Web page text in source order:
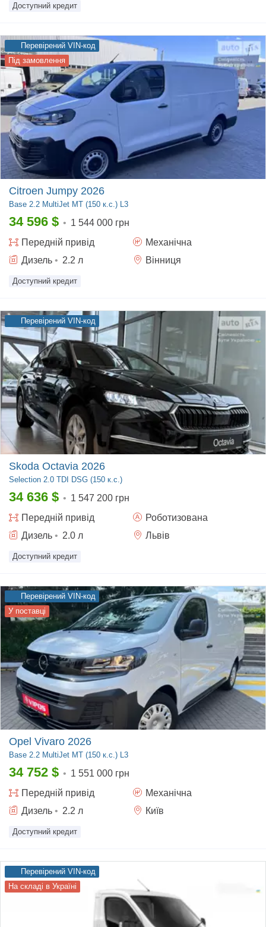
Доступний кредит
Перевірений VIN-код
Під замовлення
Citroen Jumpy 2026
Base 2.2 MultiJet MT (150 к.с.) L3
34 596 $ • 1 544 000 грн
Передній привід
Механічна
Дизель • 2.2 л Вінниця
Доступний кредит
Перевірений VIN-код
Skoda Octavia 2026
Selection 2.0 TDI DSG (150 к.с.)
34 636 $ • 1 547 200 грн
Передній привід
Роботизована
Дизель • 2.0 л Львів
Доступний кредит
Перевірений VIN-код
У поставці
Opel Vivaro 2026
Base 2.2 MultiJet MT (150 к.с.) L3
34 752 $ • 1 551 000 грн
Передній привід
Механічна
Дизель • 2.2 л Київ
Доступний кредит
Перевірений VIN-код
На складі в Україні